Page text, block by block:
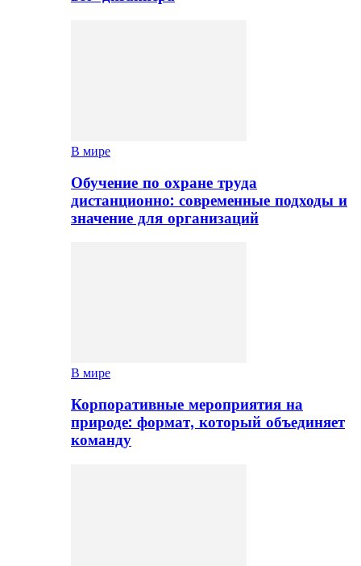
В мире
Обучение по охране труда
дистанционно: современные подходы и
значение для организаций
В мире
Корпоративные мероприятия на
природе: формат, который объединяет
команду